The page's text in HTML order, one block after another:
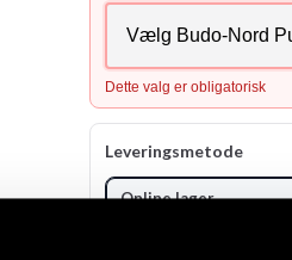
Dette valg er obligatorisk
Leveringsmetode
Online lager